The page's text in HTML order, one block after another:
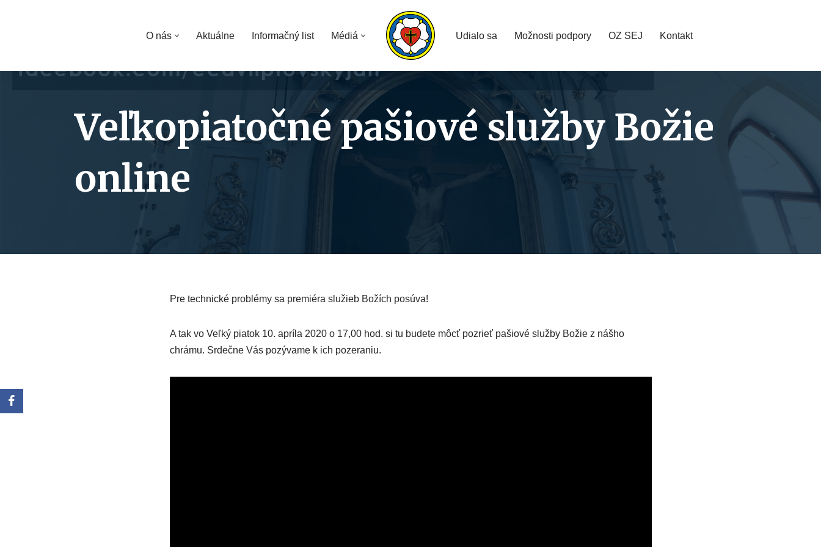
O nás Aktuálne Informačný list Médiá Udialo sa Možnosti podpory OZ SEJ Kontakt
Veľkopiatočné pašiové služby Božie
online
Pre technické problémy sa premiéra služieb Božích posúva!
A tak vo Veľký piatok 10. apríla 2020 o 17,00 hod. si tu budete môcť pozrieť pašiové služby Božie z nášho
chrámu. Srdečne Vás pozývame k ich pozeraniu.